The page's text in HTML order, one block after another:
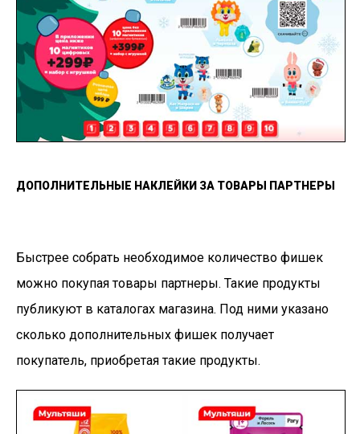
ДОПОЛНИТЕЛЬНЫЕ НАКЛЕЙКИ ЗА ТОВАРЫ ПАРТНЕРЫ
Быстрее собрать необходимое количество фишек
можно покупая товары партнеры. Такие продукты
публикуют в каталогах магазина. Под ними указано
сколько дополнительных фишек получает
покупатель, приобретая такие продукты.